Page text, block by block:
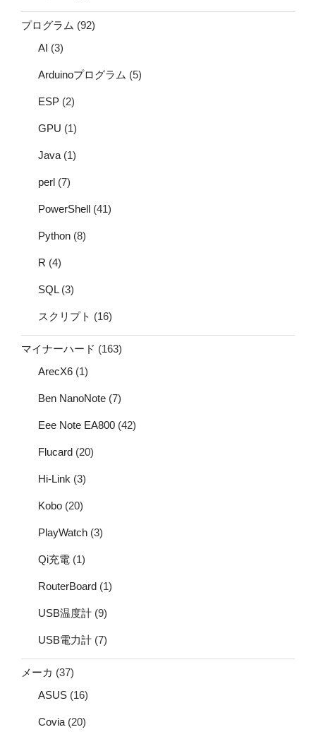
プログラム (92)
AI (3)
Arduinoプログラム (5)
ESP (2)
GPU (1)
Java (1)
perl (7)
PowerShell (41)
Python (8)
R (4)
SQL(3)
スクリプト (16)
マイナーハード (163)
ArecX6 (1)
Ben NanoNote (7)
Eee Note EA800 (42)
Flucard (20)
Hi-Link (3)
Kobo (20)
PlayWatch (3)
Qi充電 (1)
RouterBoard (1)
USB温度計 (9)
USB電力計 (7)
メーカ (37)
ASUS (16)
Covia (20)